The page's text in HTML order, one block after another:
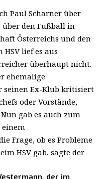
Paul Scharner über
den Fußball in
Österreichs und den
lief es aus
überhaupt nicht.
ehemalige
seinen Ex-Klub kritisiert
oder Vorstände,
gab es auch zum
Frage, ob es Probleme
HSV gab, sagte der
der im